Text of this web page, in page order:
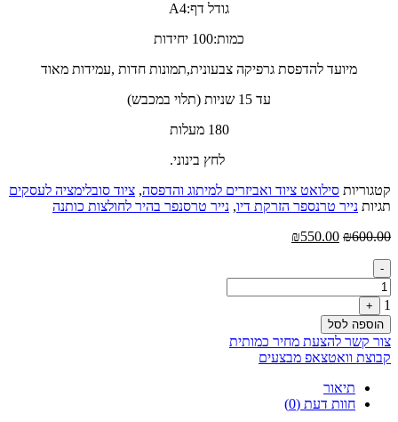
גודל דף:A4
כמות:100 יחידות
מיועד להדפסת גרפיקה צבעונית,תמונות חדות ,עמידות מאוד
עד 15 שניות (תלוי במכבש)
180 מעלות
לחץ בינוני.
קטגוריות סילואט ציוד ואביזרים למיתוג והדפסה, ציוד סובלימציה לעסקים
תגיות נייר טרנספר הזרקת דיו, נייר טרסנפר בהיר לחולצות כותנה
₪600.00
המחיר
₪600.00.
₪550.00
₪550.00.
Quantity
-
1
+
הוספה לסל
צור קשר להצעת מחיר כמותית
קבוצת וואטצאפ מבצעים
תיאור
חוות דעת (0)